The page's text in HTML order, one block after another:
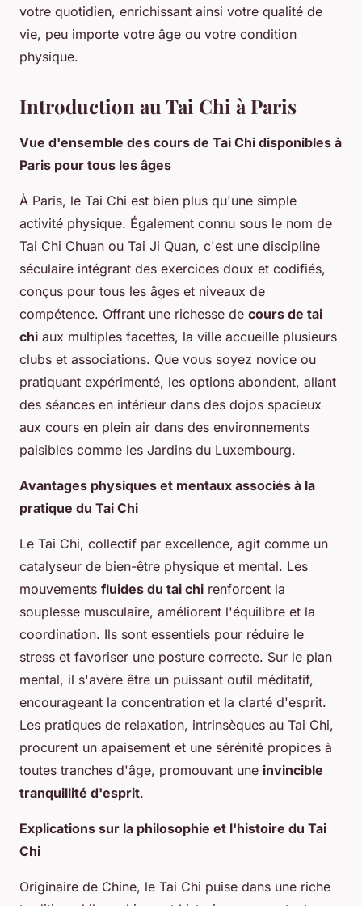
votre quotidien, enrichissant ainsi votre qualité de
vie, peu importe votre âge ou votre condition
physique.
Introduction au Tai Chi à Paris
Vue d'ensemble des cours de Tai Chi disponibles à
Paris pour tous les âges
À Paris, le Tai Chi est bien plus qu'une simple
activité physique. Également connu sous le nom de
Tai Chi Chuan ou Tai Ji Quan, c'est une discipline
séculaire intégrant des exercices doux et codifiés,
conçus pour tous les âges et niveaux de
compétence. Offrant une richesse de cours de tai
chi aux multiples facettes, la ville accueille plusieurs
clubs et associations. Que vous soyez novice ou
pratiquant expérimenté, les options abondent, allant
des séances en intérieur dans des dojos spacieux
aux cours en plein air dans des environnements
paisibles comme les Jardins du Luxembourg.
Avantages physiques et mentaux associés à la
pratique du Tai Chi
Le Tai Chi, collectif par excellence, agit comme un
catalyseur de bien-être physique et mental. Les
mouvements fluides du tai chi renforcent la
souplesse musculaire, améliorent l'équilibre et la
coordination. Ils sont essentiels pour réduire le
stress et favoriser une posture correcte. Sur le plan
mental, il s'avère être un puissant outil méditatif,
encourageant la concentration et la clarté d'esprit.
Les pratiques de relaxation, intrinsèques au Tai Chi,
procurent un apaisement et une sérénité propices à
toutes tranches d'âge, promouvant une invincible
tranquillité d'esprit.
Explications sur la philosophie et l'histoire du Tai
Chi
Originaire de Chine, le Tai Chi puise dans une riche